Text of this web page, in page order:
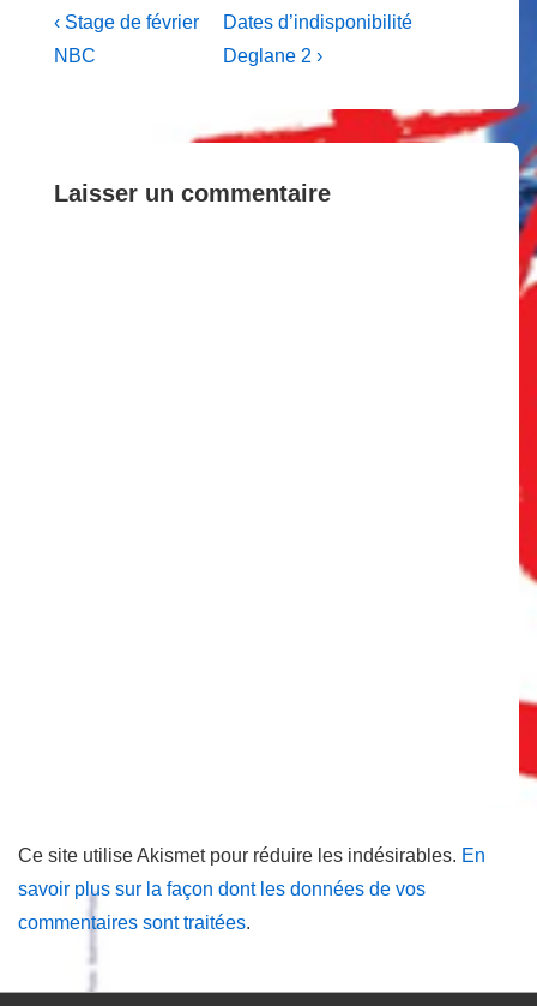
Navigation
de
Previous
Post
‹ Stage de février
NBC
Next
Post
Dates d’indisponibilité
Deglane 2 ›
Laisser un commentaire
Ce site utilise Akismet pour réduire les indésirables. En
savoir plus sur la façon dont les données de vos
commentaires sont traitées.